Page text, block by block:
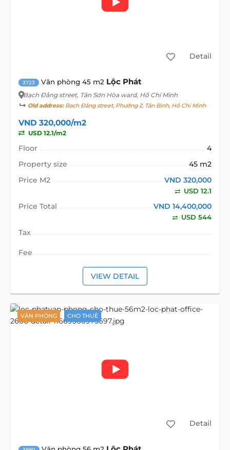
Detail
3723 Văn phòng 45 m2 Lộc Phát
Bạch Đằng street, Tân Sơn Hòa ward, Hồ Chí Minh
Old address:Bạch Đằng street, Phường 2, Tân Bình, Hồ Chí Minh
VND 320,000/m2
USD 12.1/m2
Floor
4
Property size
45 m2
Price M2
VND 320,000
USD 12.1
Price Total VND 14,400,000
USD 544
Tax
Fee
VIEW DETAIL
VĂN PHÒNG CHO THUÊ
Detail